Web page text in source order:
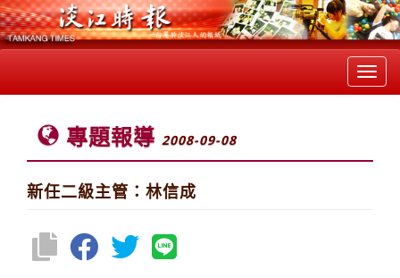
專題報導 2008-09-08
新任二級主管：林信成